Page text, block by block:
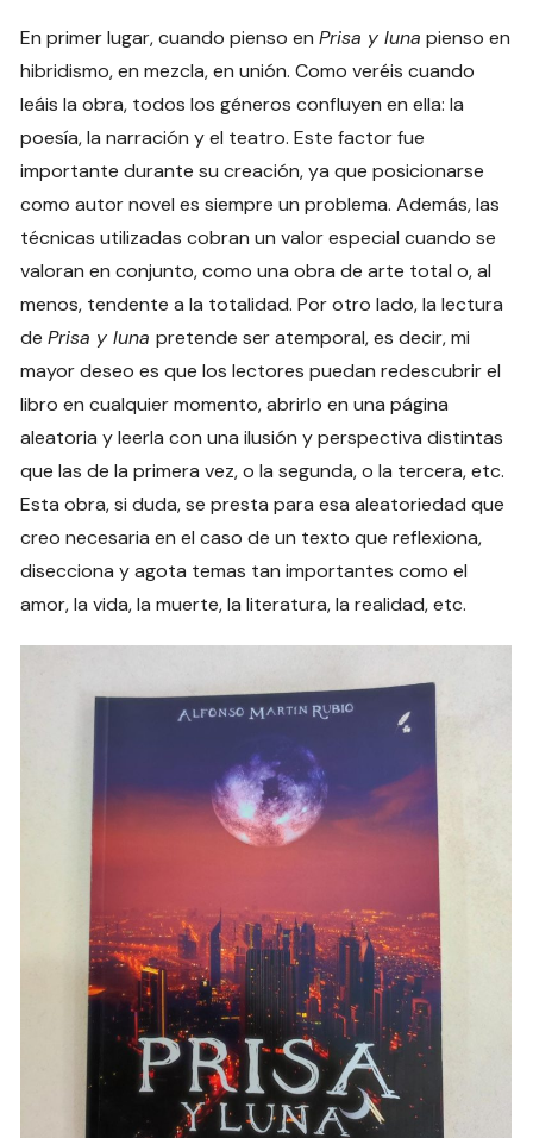
En primer lugar, cuando pienso enPrisa y luna pienso en
hibridismo, en mezcla, en unión. Como veréis cuando
leáis la obra, todos los géneros confluyen en ella: la
poesía, la narración y el teatro. Este factor fue
importante durante su creación, ya que posicionarse
como autor novel es siempre un problema. Además, las
técnicas utilizadas cobran un valor especial cuando se
valoran en conjunto, como una obra de arte total o, al
menos, tendente a la totalidad. Por otro lado, la lectura
dePrisa y lunapretende ser atemporal, es decir, mi
mayor deseo es que los lectores puedan redescubrir el
libro en cualquier momento, abrirlo en una página
aleatoria y leerla con una ilusión y perspectiva distintas
que las de la primera vez, o la segunda, o la tercera, etc.
Esta obra, si duda, se presta para esa aleatoriedad que
creo necesaria en el caso de un texto que reflexiona,
disecciona y agota temas tan importantes como el
amor, la vida, la muerte, la literatura, la realidad, etc.